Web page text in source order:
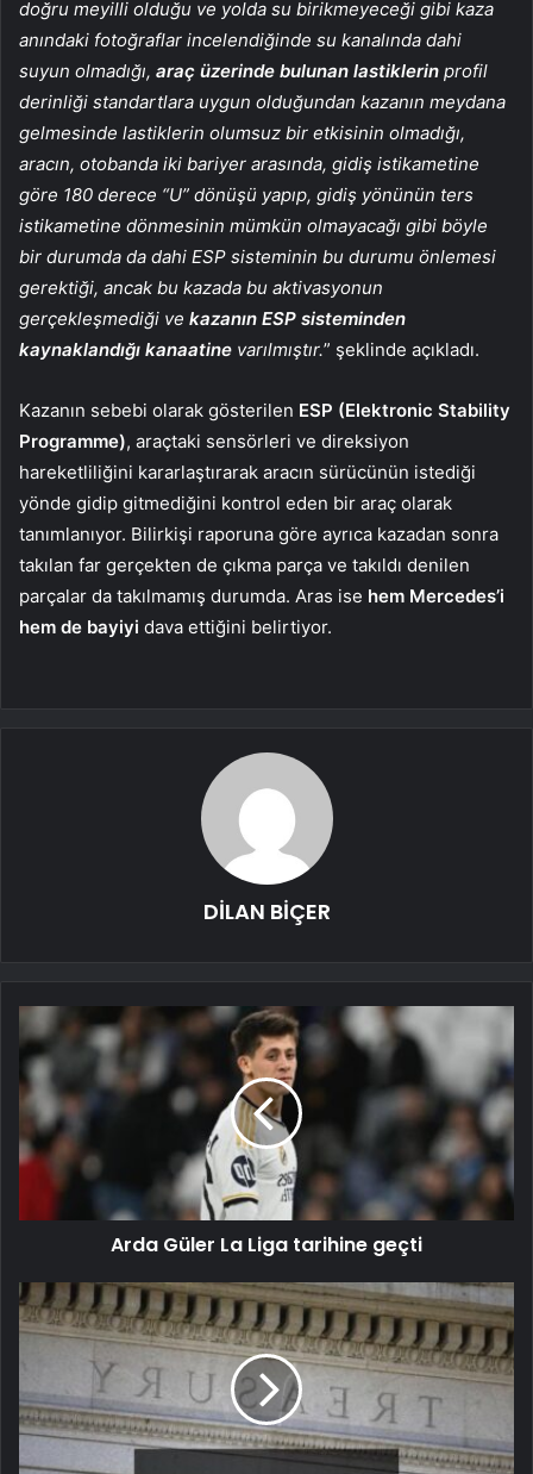
doğru meyilli olduğu ve yolda su birikmeyeceği gibi kaza
anındaki fotoğraflar incelendiğinde su kanalında dahi
suyun olmadığı, araç üzerinde bulunan lastiklerin profil
derinliği standartlara uygun olduğundan kazanın meydana
gelmesinde lastiklerin olumsuz bir etkisinin olmadığı,
aracın, otobanda iki bariyer arasında, gidiş istikametine
göre 180 derece “U” dönüşü yapıp, gidiş yönünün ters
istikametine dönmesinin mümkün olmayacağı gibi böyle
bir durumda da dahi ESP sisteminin bu durumu önlemesi
gerektiği, ancak bu kazada bu aktivasyonun
gerçekleşmediği ve kazanın ESP sisteminden
kaynaklandığı kanaatine varılmıştır.” şeklinde açıkladı.
Kazanın sebebi olarak gösterilen ESP (Elektronic Stability
Programme), araçtaki sensörleri ve direksiyon
hareketliliğini kararlaştırarak aracın sürücünün istediği
yönde gidip gitmediğini kontrol eden bir araç olarak
tanımlanıyor. Bilirkişi raporuna göre ayrıca kazadan sonra
takılan far gerçekten de çıkma parça ve takıldı denilen
parçalar da takılmamış durumda. Aras ise hem Mercedes’i
hem de bayiyi dava ettiğini belirtiyor.
DİLAN BİÇER
Arda Güler La Liga tarihine geçti